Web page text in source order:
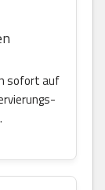
sofort auf